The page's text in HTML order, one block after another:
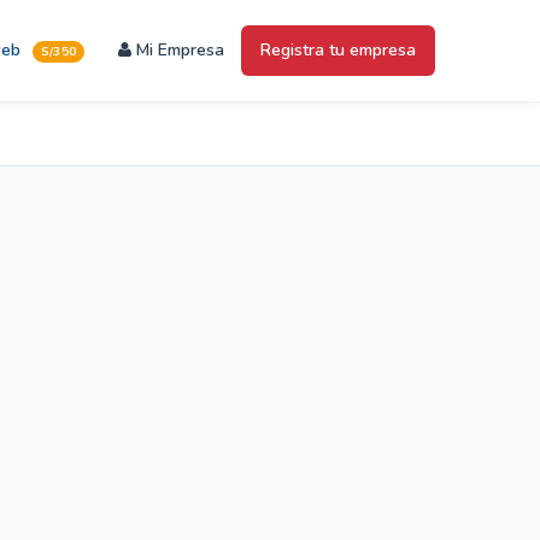
S/350 Mi Empresa Registra tu empresa